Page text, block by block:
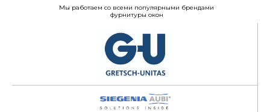
Мы работаем со всеми популярными брендами
фурнитуры окон
При выборе пластового изделия ПВХ
конфигурацию, а так же такие
дополнительные опции, как нанесение